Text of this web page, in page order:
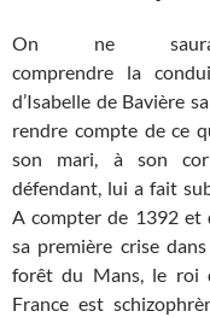
On ne
comprendre la
d’Isabelle de Bavière
rendre compte de ce
son mari, à son
défendant, lui a fait
A compter de 1392 et
sa première crise
forêt du Mans, le roi
France est